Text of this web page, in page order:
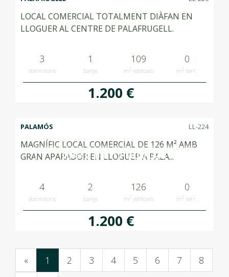
LOCAL COMERCIAL TOTALMENT DIÀFAN EN
LLOGUER AL CENTRE DE PALAFRUGELL.
3
dormitoris
1
banys
109
m2 edificats
0
m2 terr.
1.200 €
LLOGAT RENTED ALQUILADO
PALAMÓS LL-224
MAGNÍFIC LOCAL COMERCIAL DE 126 M² AMB
GRAN APARADOR EN LLOGUER A PALA...
4
dormitoris
2
banys
126
m2 edificats
0
m2 terr.
1.200 €
« 1 2 3 4 5 6 7
8